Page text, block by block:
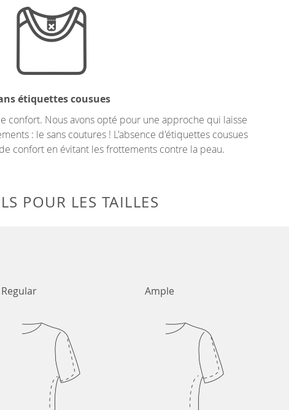
étiquettes cousues
confort. Nous avons opté pour une approche qui laisse
: le sans coutures ! L'absence d'étiquettes cousues
confort en évitant les frottements contre la peau.
POUR LES TAILLES
Regular Ample